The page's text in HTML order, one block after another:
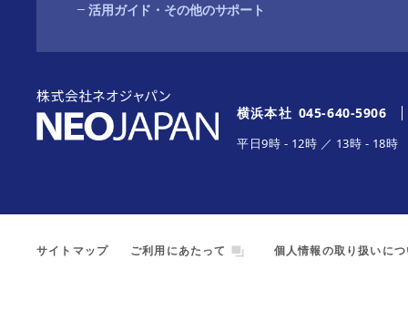
活用ガイド・その他のサポート
横浜本社 045-640-5906
平日9時 - 12時 ／ 13時 - 18時
サイトマップ ご利用にあたって 個人情報の取り扱いに